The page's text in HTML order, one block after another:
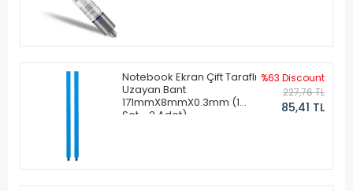
Notebook Ekran Çift Taraflı
Uzayan Bant
171mmX8mmX0.3mm (1
Set - 2 Adet)
%63 Discount
227,76 TL
85,41 TL